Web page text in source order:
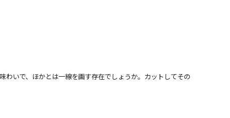
いで、ほかとは一線を画す存在でしょうか。カットしてその